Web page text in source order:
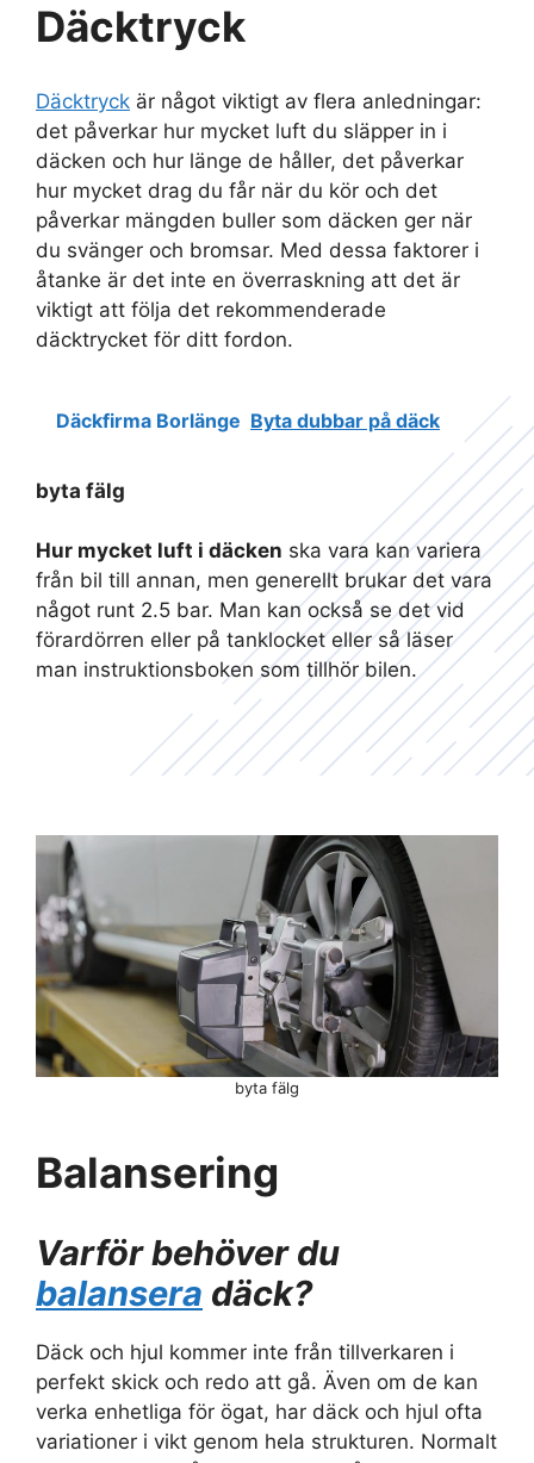
Däcktryck
Däcktryck är något viktigt av flera anledningar:
det påverkar hur mycket luft du släpper in i
däcken och hur länge de håller, det påverkar
hur mycket drag du får när du kör och det
påverkar mängden buller som däcken ger när
du svänger och bromsar. Med dessa faktorer i
åtanke är det inte en överraskning att det är
viktigt att följa det rekommenderade
däcktrycket för ditt fordon.
Däckfirma Borlänge Byta dubbar på däck
byta fälg
Hur mycket luft i däcken ska vara kan variera
från bil till annan, men generellt brukar det vara
något runt 2.5 bar. Man kan också se det vid
förardörren eller på tanklocket eller så läser
man instruktionsboken som tillhör bilen.
Balansering
Varför behöver du
balansera däck?
Däck och hjul kommer inte från tillverkaren i
perfekt skick och redo att gå. Även om de kan
verka enhetliga för ögat, har däck och hjul ofta
variationer i vikt genom hela strukturen. Normalt
byta fälg